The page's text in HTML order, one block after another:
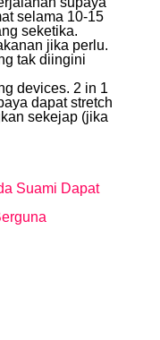
selama 10-15
seketika.
jika perlu.
tak diingini
devices. 2 in 1
dapat stretch
sekejap (jika
Suami Dapat